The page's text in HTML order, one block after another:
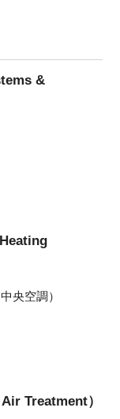
&
央空調）
Treatment）